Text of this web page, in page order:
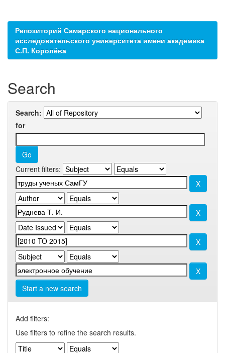
Репозиторий Самарского национального
исследовательского университета имени академика
С.П. Королёва
Search
Search:
for
Current filters:
Start a new search
Add filters:
Use filters to refine the search results.